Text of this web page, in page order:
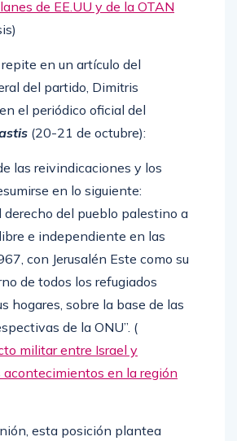
de EE.UU y de la OTAN
en un artículo del
del partido, Dimitris
el periódico oficial del
(20-21 de octubre):
las reivindicaciones y los
en lo siguiente:
derecho del pueblo palestino a
e independiente en las
con Jerusalén Este como su
de todos los refugiados
hogares, sobre la base de las
de la ONU”. (
militar entre Israel y
en la región
esta posición plantea